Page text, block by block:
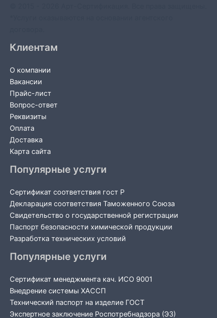
Клиентам
О компании
Вакансии
Прайс-лист
Вопрос-ответ
Реквизиты
Оплата
Доставка
Карта сайта
Популярные услуги
Сертификат соответствия гост Р
Декларация соответствия Таможенного Союза
Свидетельство о государственной регистрации
Паспорт безопасности химической продукции
Разработка технических условий
Популярные услуги
Сертификат менеджмента кач. ИСО 9001
Внедрение системы ХАССП
Технический паспорт на изделие ГОСТ
Экспертное заключение Роспотребнадзора (ЭЗ)